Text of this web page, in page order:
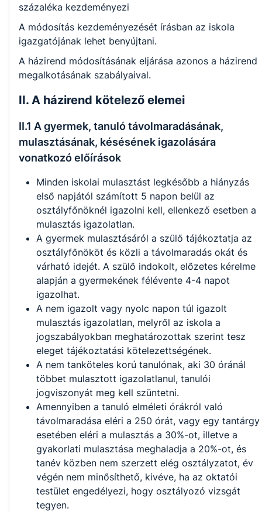
százaléka kezdeményezi
A módosítás kezdeményezését írásban az iskola
igazgatójának lehet benyújtani.
A házirend módosításának eljárása azonos a házirend
megalkotásának szabályaival.
II. A házirend kötelező elemei
II.1 A gyermek, tanuló távolmaradásának,
mulasztásának, késésének igazolására
vonatkozó előírások
Minden iskolai mulasztást legkésőbb a hiányzás
első napjától számított 5 napon belül az
osztályfőnöknél igazolni kell, ellenkező esetben a
mulasztás igazolatlan.
A gyermek mulasztásáról a szülő tájékoztatja az
osztályfőnököt és közli a távolmaradás okát és
várható idejét. A szülő indokolt, előzetes kérelme
alapján a gyermekének félévente 4-4 napot
igazolhat.
A nem igazolt vagy nyolc napon túl igazolt
mulasztás igazolatlan, melyről az iskola a
jogszabályokban meghatározottak szerint tesz
eleget tájékoztatási kötelezettségének.
A nem tanköteles korú tanulónak, aki 30 óránál
többet mulasztott igazolatlanul, tanulói
jogviszonyát meg kell szüntetni.
Amennyiben a tanuló elméleti órákról való
távolmaradása eléri a 250 órát, vagy egy tantárgy
esetében eléri a mulasztás a 30%-ot, illetve a
gyakorlati mulasztása meghaladja a 20%-ot, és
tanév közben nem szerzett elég osztályzatot, év
végén nem minősíthető, kivéve, ha az oktatói
testület engedélyezi, hogy osztályozó vizsgát
tegyen.